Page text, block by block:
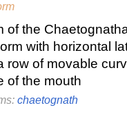
of the
with horizontal
row of movable
of the mouth
chaetognath